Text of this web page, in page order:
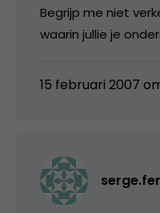
Begrijp me niet
waarin jullie je
15 februari 2007 om